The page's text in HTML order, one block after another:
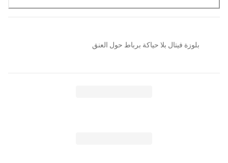
بلوزة فيتال بلا حياكة برباط حول العنق